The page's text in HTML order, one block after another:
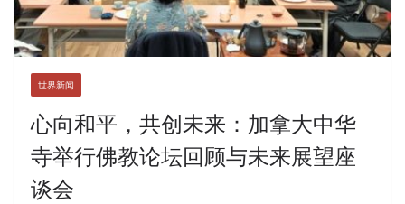
世界新闻
心向和平，共创未来：加拿大中华
寺举行佛教论坛回顾与未来展望座
谈会